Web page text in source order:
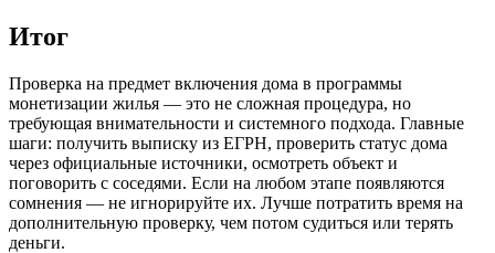
Итог
Проверка на предмет включения дома в программы
монетизации жилья — это не сложная процедура, но
требующая внимательности и системного подхода. Главные
шаги: получить выписку из ЕГРН, проверить статус дома
через официальные источники, осмотреть объект и
поговорить с соседями. Если на любом этапе появляются
сомнения — не игнорируйте их. Лучше потратить время на
дополнительную проверку, чем потом судиться или терять
деньги.